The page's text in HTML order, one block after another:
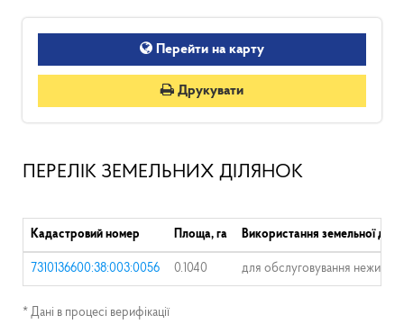
Перейти на карту
Друкувати
ПЕРЕЛІК ЗЕМЕЛЬНИХ ДІЛЯНОК
Кадастровий номер Площа, га Використання земельної
7310136600:38:003:0056 0.1040 для обслуговування
* Дані в процесі верифікації